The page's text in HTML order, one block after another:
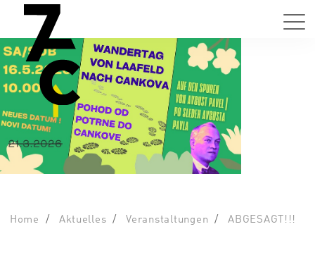
Home Aktuelles Veranstaltungen ABGESAGT!!!